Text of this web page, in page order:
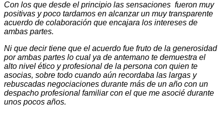
Con los que desde el principio las sensaciones fueron muy
positivas y poco tardamos en alcanzar un muy transparente
acuerdo de colaboración que encajara los intereses de
ambas partes.
Ni que decir tiene que el acuerdo fue fruto de la generosidad
por ambas partes lo cual ya de antemano te demuestra el
alto nivel ético y profesional de la persona con quien te
asocias, sobre todo cuando aún recordaba las largas y
rebuscadas negociaciones durante más de un año con un
despacho profesional familiar con el que me asocié durante
unos pocos años.